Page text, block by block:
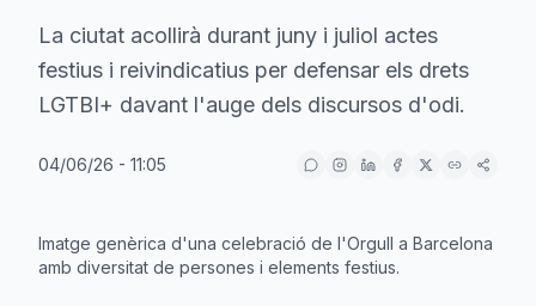
La ciutat acollirà durant juny i juliol actes
festius i reivindicatius per defensar els drets
LGTBI+ davant l'auge dels discursos d'odi.
04/06/26 - 11:05
Imatge genèrica d'una celebració de l'Orgull a Barcelona
amb diversitat de persones i elements festius.